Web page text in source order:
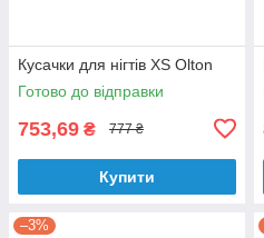
Кусачки для нігтів XS Olton
Готово до відправки
753,69 ₴ 777 ₴
Купити
–3%